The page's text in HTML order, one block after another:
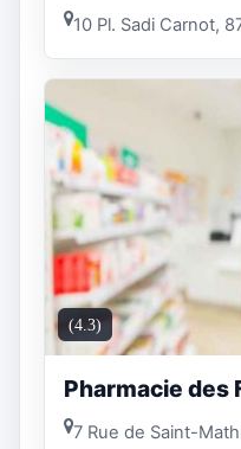
10 Pl. Sadi Carnot,
(4.3)
Pharmacie des
7 Rue de Saint-